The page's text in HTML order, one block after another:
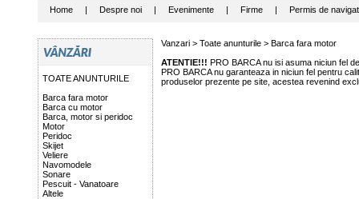
Home| Despre noi| Evenimente| Firme| Permis de
TOATE ANUNTURILE
Barca fara motor
Barca cu motor
Barca, motor si peridoc
Motor
Peridoc
Skijet
Veliere
Navomodele
Sonare
Pescuit - Vanatoare
Altele
Vanzari > Toate anunturile> Barca fara motor
ATENTIE!!! PRO BARCA nu isi asuma niciun fel
PRO BARCA nu garanteaza in niciun fel pentru
produselor prezente pe site, acestea revenind